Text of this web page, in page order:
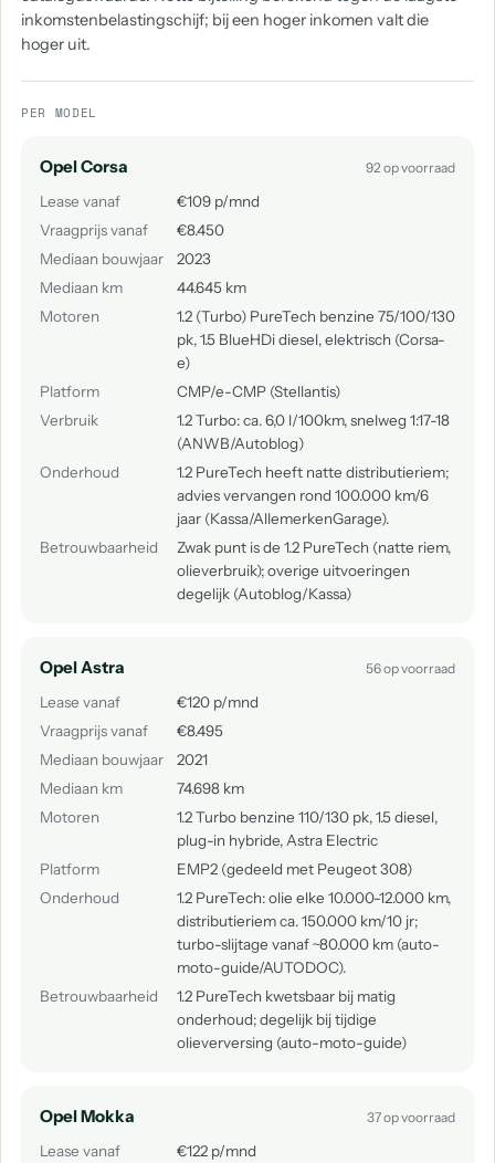
inkomstenbelastingschijf; bij een hoger inkomen valt die
hoger uit.
PER MODEL
Opel Corsa 92 op voorraad
Lease vanaf
€109 p/mnd
Vraagprijs vanaf
€8.450
Mediaan bouwjaar
2023
Mediaan km
44.645 km
Motoren
1.2 (Turbo) PureTech benzine 75/100/130
pk, 1.5 BlueHDi diesel, elektrisch (Corsa-
e)
Platform
CMP/e-CMP (Stellantis)
Verbruik
1.2 Turbo: ca. 6,0 l/100km, snelweg 1:17-18
(ANWB/Autoblog)
Onderhoud
1.2 PureTech heeft natte distributieriem;
advies vervangen rond 100.000 km/6
jaar (Kassa/AllemerkenGarage).
Betrouwbaarheid
Zwak punt is de 1.2 PureTech (natte riem,
olieverbruik); overige uitvoeringen
degelijk (Autoblog/Kassa)
Opel Astra 56 op voorraad
Lease vanaf
€120 p/mnd
Vraagprijs vanaf
€8.495
Mediaan bouwjaar
2021
Mediaan km
74.698 km
Motoren
1.2 Turbo benzine 110/130 pk, 1.5 diesel,
plug-in hybride, Astra Electric
Platform
EMP2 (gedeeld met Peugeot 308)
Onderhoud
1.2 PureTech: olie elke 10.000-12.000 km,
distributieriem ca. 150.000 km/10 jr;
turbo-slijtage vanaf ~80.000 km (auto-
moto-guide/AUTODOC).
Betrouwbaarheid
1.2 PureTech kwetsbaar bij matig
onderhoud; degelijk bij tijdige
olieverversing (auto-moto-guide)
Opel Mokka 37 op voorraad
Lease vanaf
€122 p/mnd